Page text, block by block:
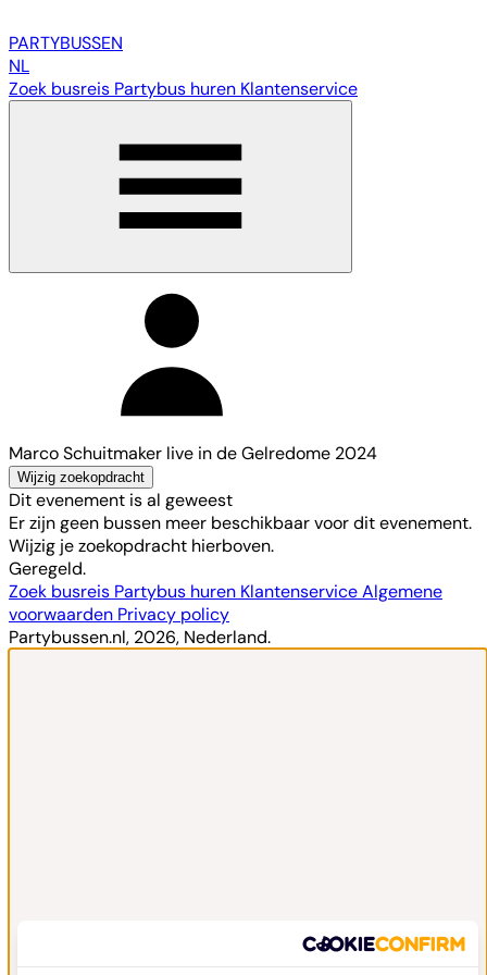
PARTYBUSSEN
NL
Zoek busreis Partybus huren Klantenservice
Marco Schuitmaker live in de Gelredome 2024
Wijzig zoekopdracht
Dit evenement is al geweest
Er zijn geen bussen meer beschikbaar voor dit evenement.
Wijzig je zoekopdracht hierboven.
Geregeld.
Zoek busreis Partybus huren KlantenserviceAlgemene
voorwaarden Privacy policy
Partybussen.nl, 2026, Nederland.